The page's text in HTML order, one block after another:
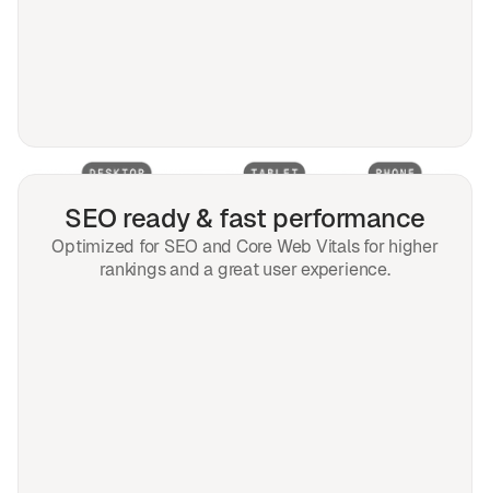
SEO ready & fast performance
Optimized for SEO and Core Web Vitals for higher
rankings and a great user experience.